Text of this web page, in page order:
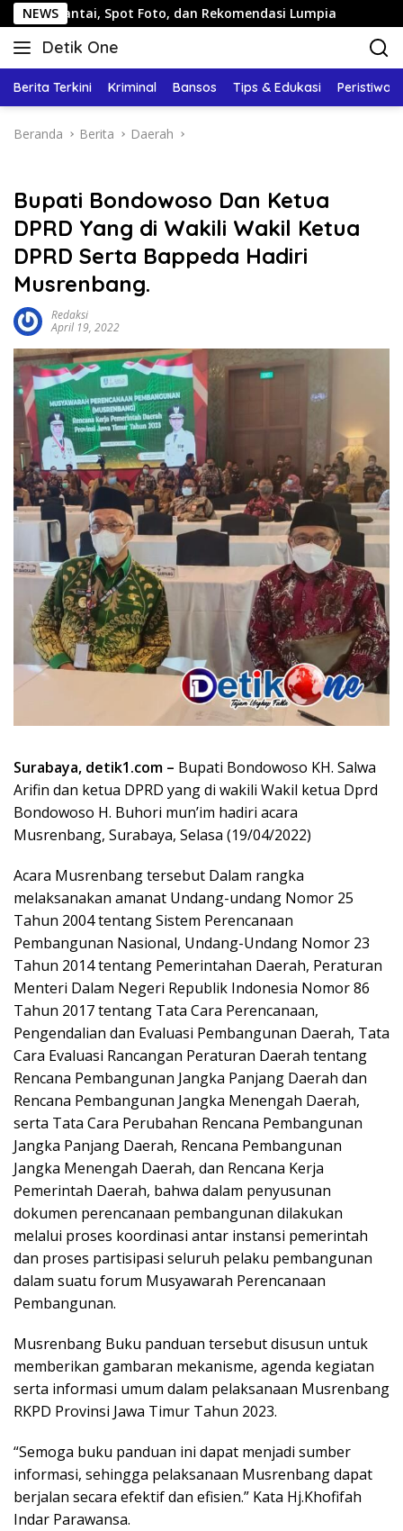
Langsung
ke
konten
NEWS
Foto, dan Rekomendasi Lumpia Panduan
Detik One
Tajam
Fakta
Berita Terkini Kriminal Bansos Tips & Edukasi Peristiwa
Beranda Berita Daerah
Bupati Bondowoso Dan Ketua
DPRD Yang di Wakili Wakil Ketua
DPRD Serta Bappeda Hadiri
Musrenbang.
Redaksi
April 19, 2022
Surabaya, detik1.com – Bupati Bondowoso KH. Salwa
Arifin dan ketua DPRD yang di wakili Wakil ketua Dprd
Bondowoso H. Buhori mun’im hadiri acara
Musrenbang, Surabaya, Selasa (19/04/2022)
Acara Musrenbang tersebut Dalam rangka
melaksanakan amanat Undang-undang Nomor 25
Tahun 2004 tentang Sistem Perencanaan
Pembangunan Nasional, Undang-Undang Nomor 23
Tahun 2014 tentang Pemerintahan Daerah, Peraturan
Menteri Dalam Negeri Republik Indonesia Nomor 86
Tahun 2017 tentang Tata Cara Perencanaan,
Pengendalian dan Evaluasi Pembangunan Daerah, Tata
Cara Evaluasi Rancangan Peraturan Daerah tentang
Rencana Pembangunan Jangka Panjang Daerah dan
Rencana Pembangunan Jangka Menengah Daerah,
serta Tata Cara Perubahan Rencana Pembangunan
Jangka Panjang Daerah, Rencana Pembangunan
Jangka Menengah Daerah, dan Rencana Kerja
Pemerintah Daerah, bahwa dalam penyusunan
dokumen perencanaan pembangunan dilakukan
melalui proses koordinasi antar instansi pemerintah
dan proses partisipasi seluruh pelaku pembangunan
dalam suatu forum Musyawarah Perencanaan
Pembangunan.
Musrenbang Buku panduan tersebut disusun untuk
memberikan gambaran mekanisme, agenda kegiatan
serta informasi umum dalam pelaksanaan Musrenbang
RKPD Provinsi Jawa Timur Tahun 2023.
“Semoga buku panduan ini dapat menjadi sumber
informasi, sehingga pelaksanaan Musrenbang dapat
berjalan secara efektif dan efisien.” Kata Hj.Khofifah
Indar Parawansa.